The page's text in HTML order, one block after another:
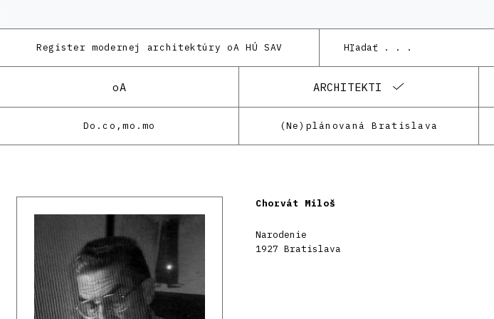
Register modernej architektúry oA HÚ SAV
oA ARCHITEKTI
Do.co,mo.mo (Ne)plánovaná Bratislava
Chorvát Miloš
Narodenie
1927 Bratislava